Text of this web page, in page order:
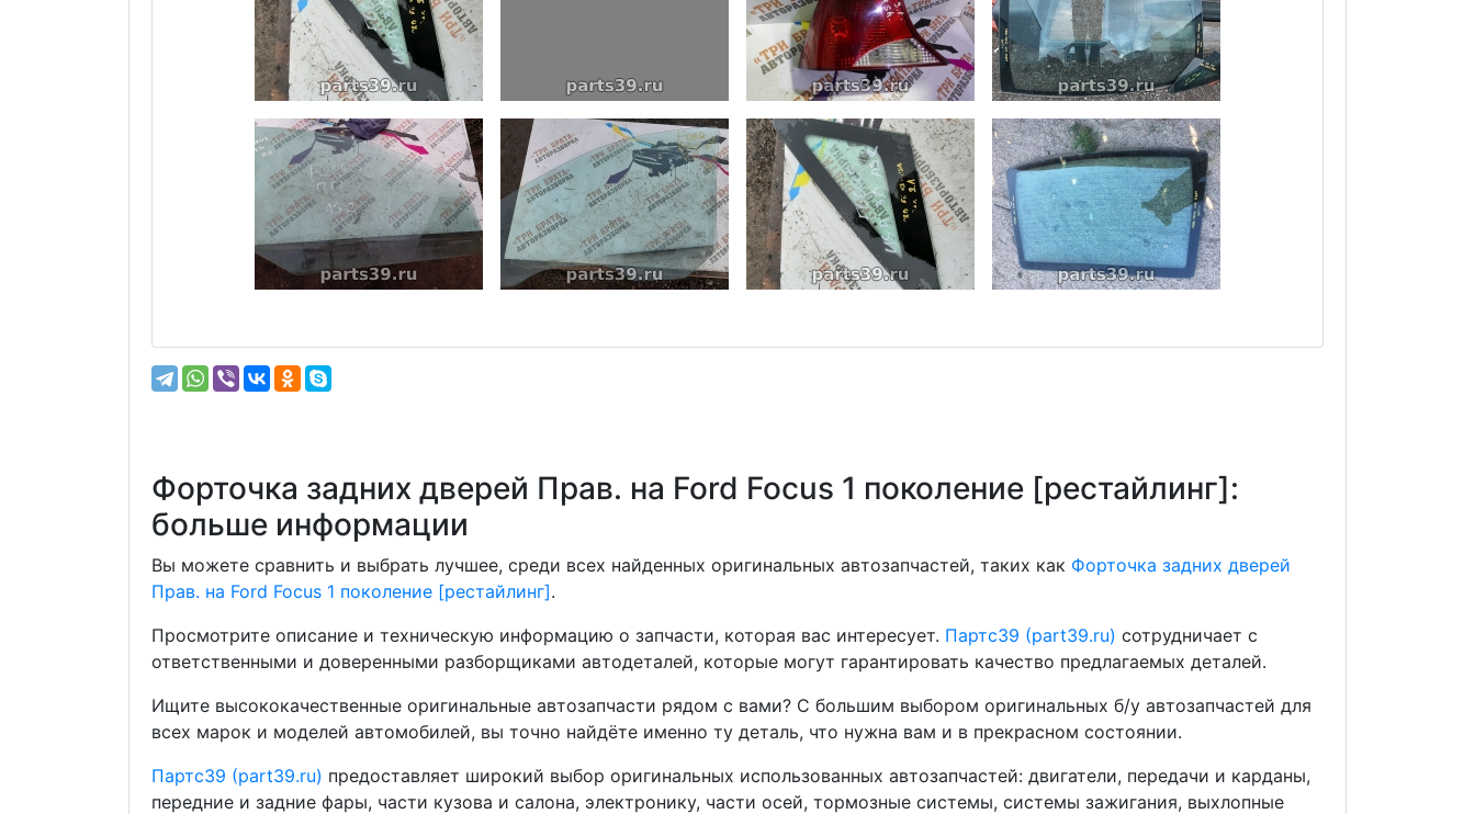
Форточка задних дверей Прав. на Ford Focus 1 поколение [рестайлинг]:
больше информации
Вы можете сравнить и выбрать лучшее, среди всех найденных оригинальных автозапчастей, таких как Форточка задних дверей
Прав. на Ford Focus 1 поколение [рестайлинг].
Просмотрите описание и техническую информацию о запчасти, которая вас интересует. Партс39 (part39.ru) сотрудничает с
ответственными и доверенными разборщиками автодеталей, которые могут гарантировать качество предлагаемых деталей.
Ищите высококачественные оригинальные автозапчасти рядом с вами? С большим выбором оригинальных б/у автозапчастей для
всех марок и моделей автомобилей, вы точно найдёте именно ту деталь, что нужна вам и в прекрасном состоянии.
Партс39 (part39.ru) предоставляет широкий выбор оригинальных использованных автозапчастей: двигатели, передачи и карданы,
передние и задние фары, части кузова и салона, электронику, части осей, тормозные системы, системы зажигания, выхлопные